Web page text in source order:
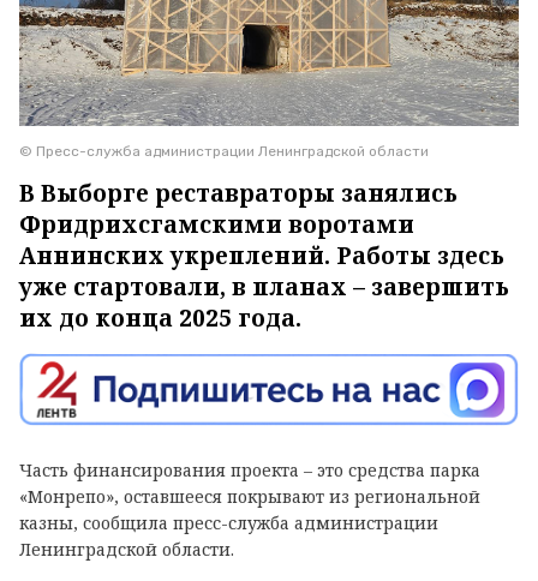
© Пресс-служба администрации Ленинградской области
В Выборге реставраторы занялись
Фридрихсгамскими воротами
Аннинских укреплений. Работы здесь
уже стартовали, в планах – завершить
их до конца 2025 года.
Часть финансирования проекта – это средства парка
«Монрепо», оставшееся покрывают из региональной
казны, сообщила пресс-служба администрации
Ленинградской области.